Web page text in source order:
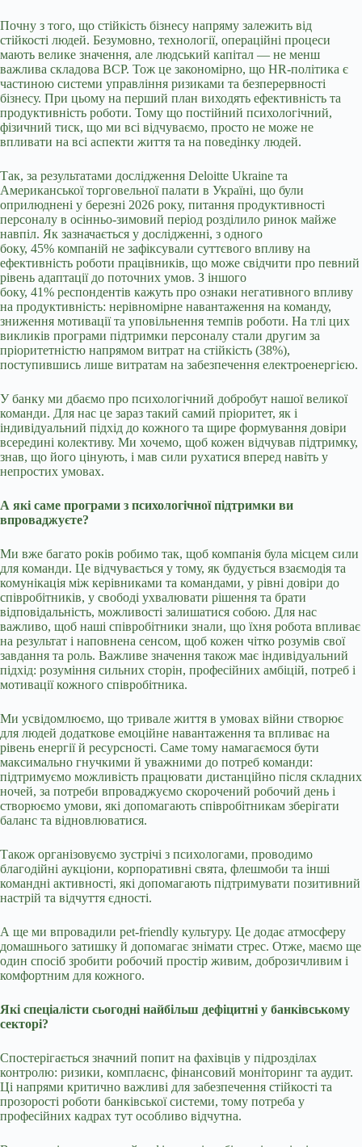
Почну з того, що стійкість бізнесу напряму залежить від
стійкості людей. Безумовно, технології, операційні процеси
мають велике значення, але людський капітал — не менш
важлива складова ВСР. Тож це закономірно, що HR-політика є
частиною системи управління ризиками та безперервності
бізнесу. При цьому на перший план виходять ефективність та
продуктивність роботи. Тому що постійний психологічний,
фізичний тиск, що ми всі відчуваємо, просто не може не
впливати на всі аспекти життя та на поведінку людей.
Так, за результатами дослідження Deloitte Ukraine та
Американської торговельної палати в Україні, що були
оприлюднені у березні 2026 року, питання продуктивності
персоналу в осінньо-зимовий період розділило ринок майже
навпіл. Як зазначається у дослідженні, з одного
боку, 45% компаній не зафіксували суттєвого впливу на
ефективність роботи працівників, що може свідчити про певний
рівень адаптації до поточних умов. З іншого
боку, 41% респондентів кажуть про ознаки негативного впливу
на продуктивність: нерівномірне навантаження на команду,
зниження мотивації та уповільнення темпів роботи. На тлі цих
викликів програми підтримки персоналу стали другим за
пріоритетністю напрямом витрат на стійкість (38%),
поступившись лише витратам на забезпечення електроенергією.
У банку ми дбаємо про психологічний добробут нашої великої
команди. Для нас це зараз такий самий пріоритет, як і
індивідуальний підхід до кожного та щире формування довіри
всередині колективу. Ми хочемо, щоб кожен відчував підтримку,
знав, що його цінують, і мав сили рухатися вперед навіть у
непростих умовах.
А які саме програми з психологічної підтримки ви
впроваджуєте?
Ми вже багато років робимо так, щоб компанія була місцем сили
для команди. Це відчувається у тому, як будується взаємодія та
комунікація між керівниками та командами, у рівні довіри до
співробітників, у свободі ухвалювати рішення та брати
відповідальність, можливості залишатися собою. Для нас
важливо, щоб наші співробітники знали, що їхня робота впливає
на результат і наповнена сенсом, щоб кожен чітко розумів свої
завдання та роль. Важливе значення також має індивідуальний
підхід: розуміння сильних сторін, професійних амбіцій, потреб і
мотивації кожного співробітника.
Ми усвідомлюємо, що тривале життя в умовах війни створює
для людей додаткове емоційне навантаження та впливає на
рівень енергії й ресурсності. Саме тому намагаємося бути
максимально гнучкими й уважними до потреб команди:
підтримуємо можливість працювати дистанційно після складних
ночей, за потреби впроваджуємо скорочений робочий день і
створюємо умови, які допомагають співробітникам зберігати
баланс та відновлюватися.
Також організовуємо зустрічі з психологами, проводимо
благодійні аукціони, корпоративні свята, флешмоби та інші
командні активності, які допомагають підтримувати позитивний
настрій та відчуття єдності.
А ще ми впровадили pet-friendly культуру. Це додає атмосферу
домашнього затишку й допомагає знімати стрес. Отже, маємо ще
один спосіб зробити робочий простір живим, доброзичливим і
комфортним для кожного.
Які спеціалісти сьогодні найбільш дефіцитні у банківському
секторі?
Спостерігається значний попит на фахівців у підрозділах
контролю: ризики, комплаєнс, фінансовий моніторинг та аудит.
Ці напрями критично важливі для забезпечення стійкості та
прозорості роботи банківської системи, тому потреба у
професійних кадрах тут особливо відчутна.